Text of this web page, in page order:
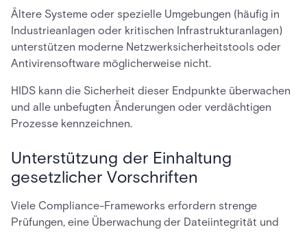
Ältere Systeme oder spezielle Umgebungen (häufig in
Industrieanlagen oder kritischen Infrastrukturanlagen)
unterstützen moderne Netzwerksicherheitstools oder
Antivirensoftware möglicherweise nicht.
HIDS kann die Sicherheit dieser Endpunkte überwachen
und alle unbefugten Änderungen oder verdächtigen
Prozesse kennzeichnen.
Unterstützung der Einhaltung
gesetzlicher Vorschriften
Viele Compliance-Frameworks erfordern strenge
Prüfungen, eine Überwachung der Dateiintegrität und